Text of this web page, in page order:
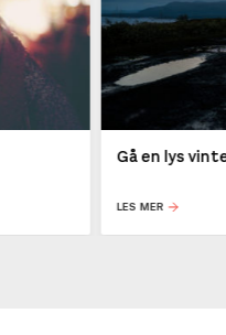
Gå en lys
LES MER